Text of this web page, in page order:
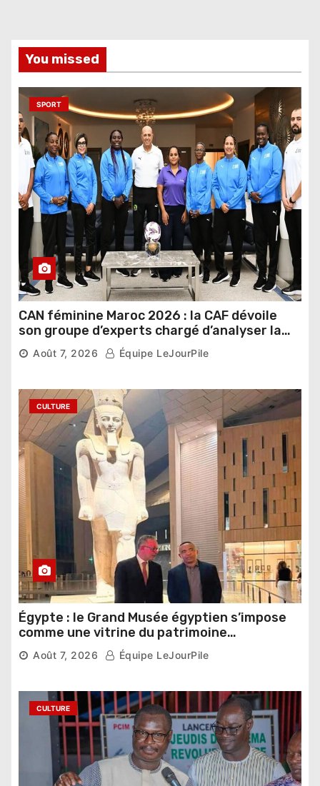
You missed
SPORT
CAN féminine Maroc 2026 : la CAF dévoile
son groupe d’experts chargé d’analyser la
compétition
Août 7, 2026 Équipe LeJourPile
CULTURE
Égypte : le Grand Musée égyptien s’impose
comme une vitrine du patrimoine
pharaonique auprès des dirigeants
étrangers
Août 7, 2026 Équipe LeJourPile
CULTURE